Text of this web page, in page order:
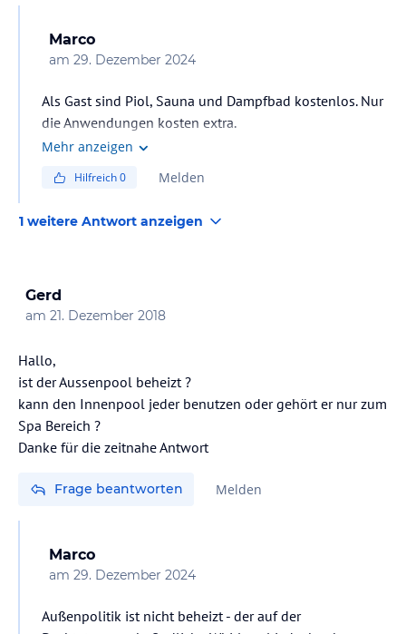
Marco
am 29. Dezember 2024
Als Gast sind Piol, Sauna und Dampfbad kostenlos. Nur
die Anwendungen kosten extra.
Es herrscht Textilpflicht auch in den Saunen!
Mehr anzeigen
Hilfreich0 Melden
1 weitere Antwort anzeigen
Gerd
am 21. Dezember 2018
Hallo,
ist der Aussenpool beheizt ?
kann den Innenpool jeder benutzen oder gehört er nur zum
Spa Bereich ?
Danke für die zeitnahe Antwort
Frage beantworten Melden
Marco
am 29. Dezember 2024
Außenpolitik ist nicht beheizt - der auf der